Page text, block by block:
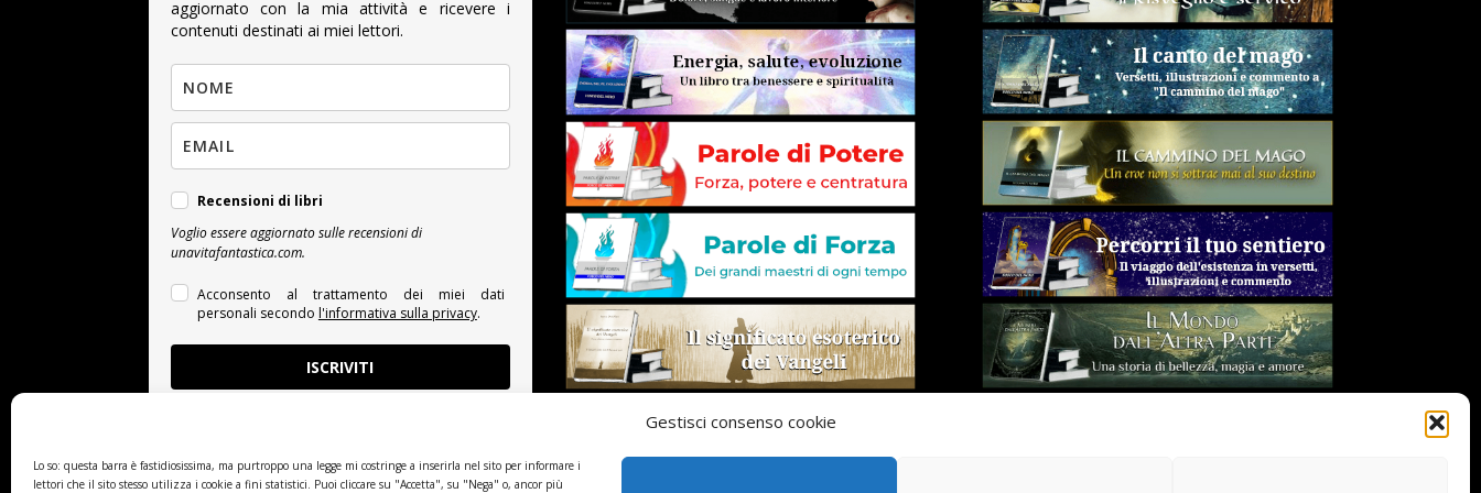
Gestisci consenso cookie
Lo so: questa barra è fastidiosissima, ma purtroppo una legge mi costringe a inserirla nel sito per informare i
lettori che il sito stesso utilizza i cookie a fini statistici. Puoi cliccare su "Accetta", su "Nega" o, ancor più
aggiornato con la mia attività e ricevere i
contenuti destinati ai miei lettori.
Recensioni di libri
Voglio essere aggiornato sulle recensioni di
unavitafantastica.com.
Acconsento al trattamento dei miei dati
personali secondo l'informativa sulla privacy.
ISCRIVITI